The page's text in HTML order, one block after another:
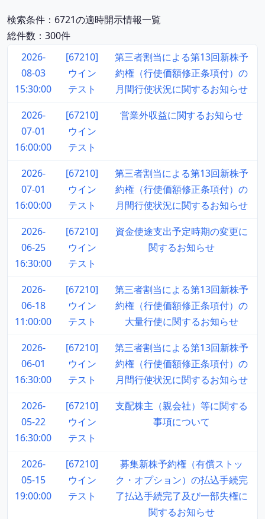
検索条件：6721の適時開示情報一覧
総件数：300件
2026-
08-03
15:30:00
[67210]
ウイン
テスト
第三者割当による第13回新株予
約権（行使価額修正条項付）の
月間行使状況に関するお知らせ
2026-
07-01
16:00:00
[67210]
ウイン
テスト
営業外収益に関するお知らせ
2026-
07-01
16:00:00
[67210]
ウイン
テスト
第三者割当による第13回新株予
約権（行使価額修正条項付）の
月間行使状況に関するお知らせ
2026-
06-25
16:30:00
[67210]
ウイン
テスト
資金使途支出予定時期の変更に
関するお知らせ
2026-
06-18
11:00:00
[67210]
ウイン
テスト
第三者割当による第13回新株予
約権（行使価額修正条項付）の
大量行使に関するお知らせ
2026-
06-01
16:30:00
[67210]
ウイン
テスト
第三者割当による第13回新株予
約権（行使価額修正条項付）の
月間行使状況に関するお知らせ
2026-
05-22
16:30:00
[67210]
ウイン
テスト
支配株主（親会社）等に関する
事項について
2026-
05-15
19:00:00
[67210]
ウイン
テスト
募集新株予約権（有償ストッ
ク・オプション）の払込手続完
了払込手続完了及び一部失権に
関するお知らせ